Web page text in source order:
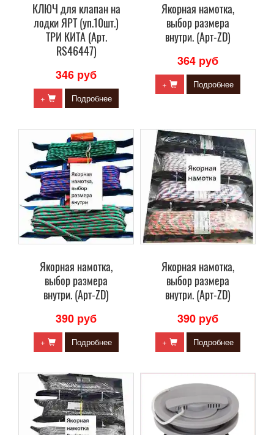
КЛЮЧ для клапан на
лодки ЯРТ (уп.10шт.)
ТРИ КИТА (Арт.
RS46447)
346 руб
+ Подробнее
Якорная намотка,
выбор размера
внутри. (Арт-ZD)
364 руб
+ Подробнее
Якорная намотка,
выбор размера
внутри. (Арт-ZD)
390 руб
+ Подробнее
Якорная намотка,
выбор размера
внутри. (Арт-ZD)
390 руб
+ Подробнее